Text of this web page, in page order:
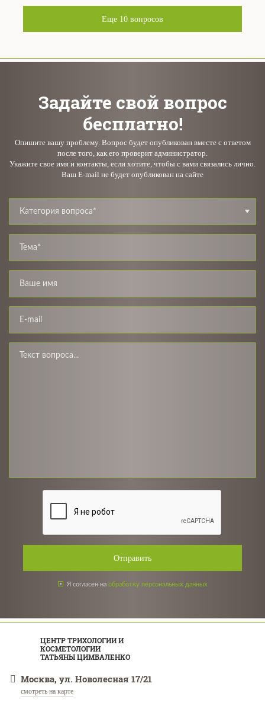
Еще 10 вопросов
Задайте свой вопрос
бесплатно!
Опишите вашу проблему. Вопрос будет опубликован вместе с ответом
после того, как его проверит администратор.
Укажите свое имя и контакты, если хотите, чтобы с вами связались лично.
Ваш E-mail не будет опубликован на сайте
Категория вопроса*
Отправить
Я согласен на обработку персональных данных
ЦЕНТР ТРИХОЛОГИИ И
КОСМЕТОЛОГИИ
ТАТЬЯНЫ ЦИМБАЛЕНКО
Москва, ул. Новолесная 17/21
смотреть на карте